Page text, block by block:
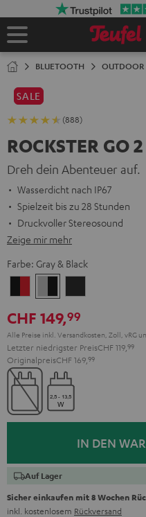
Startseite
BLUETOOTH OUTDOOR
SALE
(888)
ROCKSTER GO 2
Dreh dein Abenteuer auf.
Wasserdicht nach IP67
Spielzeit bis zu 28 Stunden
Druckvoller Stereosound
Zeige mir mehr
Farbe: Gray & Black
&
Red
&
Black
CHF 149,99
Alle Preise inkl. Versandkosten, Zoll, vRG
Letzter niedrigster PreisCHF 119, 99
OriginalpreisCHF 169, 99
IN DEN
Auf Lager
Sicher einkaufen mit 8 Wochen
inkl. kostenlosem Rückversand